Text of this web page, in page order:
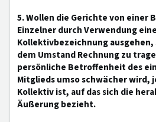
5. Wollen die Gerichte von einer
Einzelner durch Verwendung
Kollektivbezeichnung ausgehen,
dem Umstand Rechnung zu
persönliche Betroffenheit des
Mitglieds umso schwächer wird,
Kollektiv ist, auf das sich die
Äußerung bezieht.